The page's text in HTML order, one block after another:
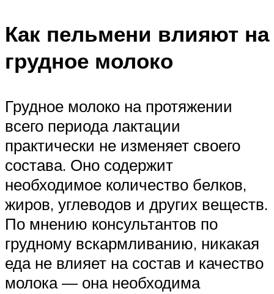
Как пельмени влияют на
грудное молоко
Грудное молоко на протяжении
всего периода лактации
практически не изменяет своего
состава. Оно содержит
необходимое количество белков,
жиров, углеводов и других веществ.
По мнению консультантов по
грудному вскармливанию, никакая
еда не влияет на состав и качество
молока — она необходима